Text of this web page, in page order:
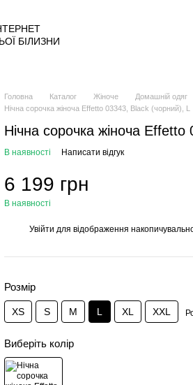
Головна Каталог Жіноче Домашній одяг
Нічна сорочка жіноча Effetto 03343, Black (чорний), L
Нічна сорочка жіноча Effetto
В наявності Написати відгук
6 199 грн
В наявності
Увійти для відображення
Розмір
XS S M L XL XXL
Виберіть колір